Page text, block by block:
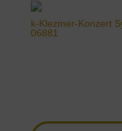
k-Klezmer-Konzert
06881